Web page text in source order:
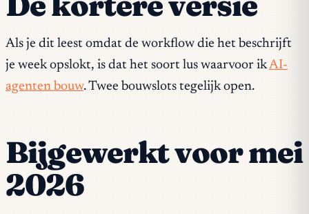
Als je dit leest omdat de workflow die het beschrijft
je week opslokt, is dat het soort lus waarvoor ikAI-
agenten bouw. Twee bouwslots tegelijk open.
Bijgewerkt voor mei
2026